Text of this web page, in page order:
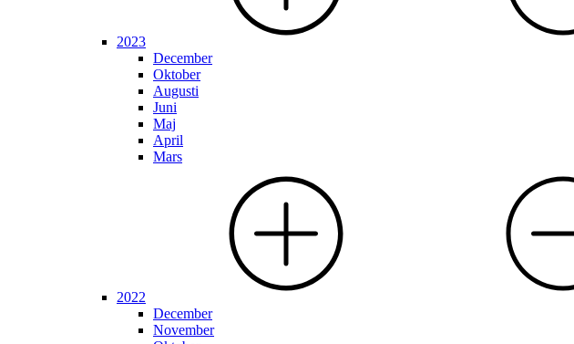
2023
December
Oktober
Augusti
Juni
Maj
April
Mars
2022
December
November